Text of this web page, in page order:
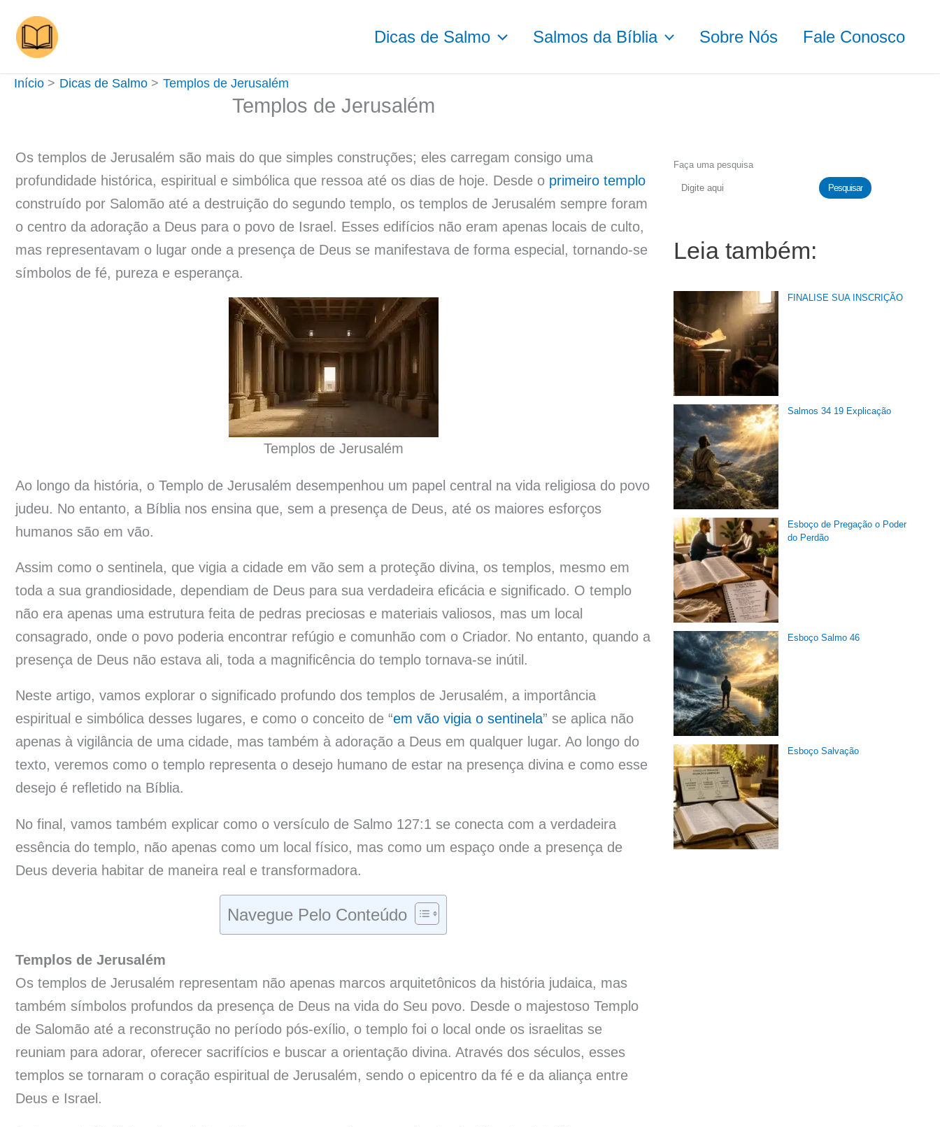
para
conteúdo
Dicas de Salmo Salmos da Bíblia Sobre Nós Fale Conosco
Início Dicas de Salmo Templos de Jerusalém
Templos de Jerusalém
Os templos de Jerusalém são mais do que simples construções; eles carregam consigo uma
profundidade histórica, espiritual e simbólica que ressoa até os dias de hoje. Desde o primeiro templo
construído por Salomão até a destruição do segundo templo, os templos de Jerusalém sempre foram
o centro da adoração a Deus para o povo de Israel. Esses edifícios não eram apenas locais de culto,
mas representavam o lugar onde a presença de Deus se manifestava de forma especial, tornando-se
símbolos de fé, pureza e esperança.
Templos de Jerusalém
Ao longo da história, o Templo de Jerusalém desempenhou um papel central na vida religiosa do povo
judeu. No entanto, a Bíblia nos ensina que, sem a presença de Deus, até os maiores esforços
humanos são em vão.
Assim como o sentinela, que vigia a cidade em vão sem a proteção divina, os templos, mesmo em
toda a sua grandiosidade, dependiam de Deus para sua verdadeira eficácia e significado. O templo
não era apenas uma estrutura feita de pedras preciosas e materiais valiosos, mas um local
consagrado, onde o povo poderia encontrar refúgio e comunhão com o Criador. No entanto, quando a
presença de Deus não estava ali, toda a magnificência do templo tornava-se inútil.
Neste artigo, vamos explorar o significado profundo dos templos de Jerusalém, a importância
espiritual e simbólica desses lugares, e como o conceito de “em vão vigia o sentinela” se aplica não
apenas à vigilância de uma cidade, mas também à adoração a Deus em qualquer lugar. Ao longo do
texto, veremos como o templo representa o desejo humano de estar na presença divina e como esse
desejo é refletido na Bíblia.
No final, vamos também explicar como o versículo de Salmo 127:1 se conecta com a verdadeira
essência do templo, não apenas como um local físico, mas como um espaço onde a presença de
Deus deveria habitar de maneira real e transformadora.
Navegue Pelo Conteúdo
Templos de Jerusalém
Os templos de Jerusalém representam não apenas marcos arquitetônicos da história judaica, mas
também símbolos profundos da presença de Deus na vida do Seu povo. Desde o majestoso Templo
de Salomão até a reconstrução no período pós-exílio, o templo foi o local onde os israelitas se
reuniam para adorar, oferecer sacrifícios e buscar a orientação divina. Através dos séculos, esses
templos se tornaram o coração espiritual de Jerusalém, sendo o epicentro da fé e da aliança entre
Deus e Israel.
Faça uma pesquisa
Pesquisar
Leia também:
FINALISE SUA INSCRIÇÃO
Salmos 34 19 Explicação
Esboço de Pregação o Poder
do Perdão
Esboço Salmo 46
Esboço Salvação